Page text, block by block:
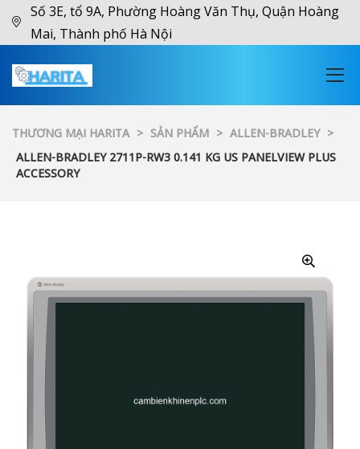
Số 3E, tổ 9A, Phường Hoàng Văn Thụ, Quận Hoàng
Mai, Thành phố Hà Nội
THƯƠNG MẠI HARITA > SẢN PHẨM > ALLEN-BRADLEY >
ALLEN-BRADLEY 2711P-RW3 0.141 KG US PANELVIEW PLUS
ACCESSORY